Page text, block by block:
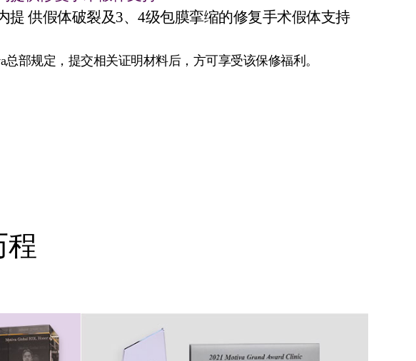
提 供假体破裂及3、4级包膜挛缩的修复手术假体支持
总部规定，提交相关证明材料后，方可享受该保修福利。
程